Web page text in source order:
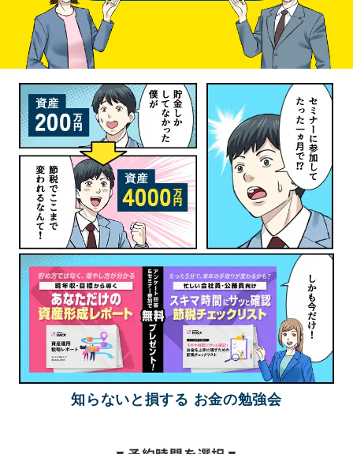
知らないと損する お金の勉強会